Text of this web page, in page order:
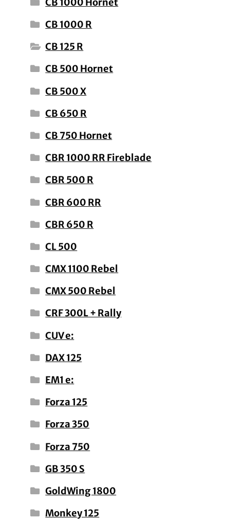
CB 1000 R
CB 125 R
CB 500 Hornet
CB 500 X
CB 650 R
CB 750 Hornet
CBR 1000 RR Fireblade
CBR 500 R
CBR 600 RR
CBR 650 R
CL 500
CMX 1100 Rebel
CMX 500 Rebel
CRF 300L + Rally
CUV e:
DAX 125
EM1 e:
Forza 125
Forza 350
Forza 750
GB 350 S
GoldWing 1800
Monkey 125